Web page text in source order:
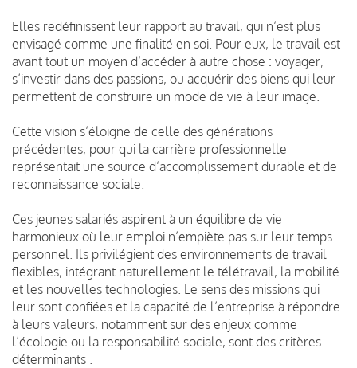
Elles redéfinissent leur rapport au travail, qui n’est plus
envisagé comme une finalité en soi. Pour eux, le travail est
avant tout un moyen d’accéder à autre chose : voyager,
s’investir dans des passions, ou acquérir des biens qui leur
permettent de construire un mode de vie à leur image.
Cette vision s’éloigne de celle des générations
précédentes, pour qui la carrière professionnelle
représentait une source d’accomplissement durable et de
reconnaissance sociale.
Ces jeunes salariés aspirent à un équilibre de vie
harmonieux où leur emploi n’empiète pas sur leur temps
personnel. Ils privilégient des environnements de travail
flexibles, intégrant naturellement le télétravail, la mobilité
et les nouvelles technologies. Le sens des missions qui
leur sont confiées et la capacité de l’entreprise à répondre
à leurs valeurs, notamment sur des enjeux comme
l’écologie ou la responsabilité sociale, sont des critères
déterminants .